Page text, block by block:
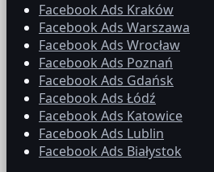
Facebook Ads Kraków
Facebook Ads Warszawa
Facebook Ads Wrocław
Facebook Ads Poznań
Facebook Ads Gdańsk
Facebook Ads Łódź
Facebook Ads Katowice
Facebook Ads Lublin
Facebook Ads Białystok